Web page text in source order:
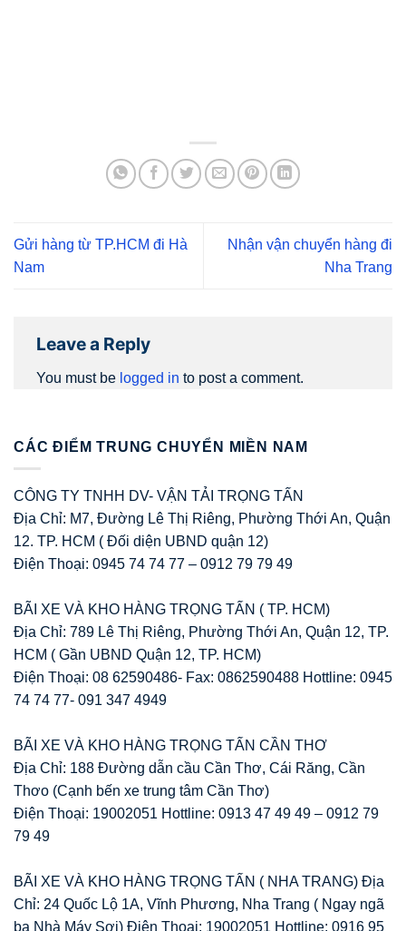
Gửi hàng từ TP.HCM đi Hà
Nam
Nhận vận chuyển hàng đi
Nha Trang
Leave a Reply
You must be logged in to post a comment.
CÁC ĐIỂM TRUNG CHUYỂN MIỀN NAM
CÔNG TY TNHH DV- VẬN TẢI TRỌNG TẤN
Địa Chỉ: M7, Đường Lê Thị Riêng, Phường Thới An, Quận
12. TP. HCM ( Đối diện UBND quận 12)
Điện Thoại: 0945 74 74 77 – 0912 79 79 49
BÃI XE VÀ KHO HÀNG TRỌNG TẤN ( TP. HCM)
Địa Chỉ: 789 Lê Thị Riêng, Phường Thới An, Quận 12, TP.
HCM ( Gần UBND Quận 12, TP. HCM)
Điện Thoại: 08 62590486- Fax: 0862590488 Hottline: 0945
74 74 77- 091 347 4949
BÃI XE VÀ KHO HÀNG TRỌNG TẤN CẦN THƠ
Địa Chỉ: 188 Đường dẫn cầu Cần Thơ, Cái Răng, Cần
Thơo (Cạnh bến xe trung tâm Cần Thơ)
Điện Thoại: 19002051 Hottline: 0913 47 49 49 – 0912 79
79 49
BÃI XE VÀ KHO HÀNG TRỌNG TẤN ( NHA TRANG) Địa
Chỉ: 24 Quốc Lộ 1A, Vĩnh Phương, Nha Trang ( Ngay ngã
ba Nhà Máy Sợi) Điện Thoại: 19002051 Hottline: 0916 95